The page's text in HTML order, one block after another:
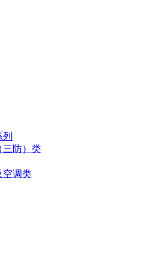
三防）类
空调类